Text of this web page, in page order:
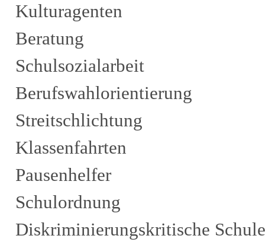
Kulturagenten
Beratung
Schulsozialarbeit
Berufswahlorientierung
Streitschlichtung
Klassenfahrten
Pausenhelfer
Schulordnung
Diskriminierungskritische Schule